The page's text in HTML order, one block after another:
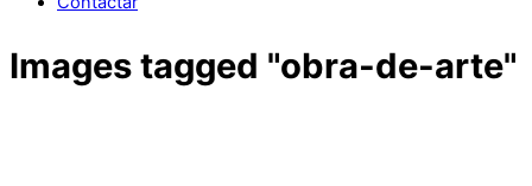
Images tagged "obra-de-arte"